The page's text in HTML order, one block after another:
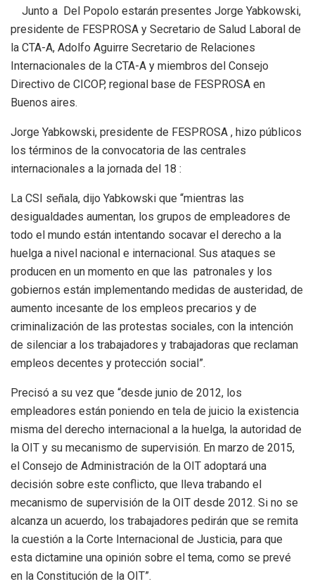
Junto a Del Popolo estarán presentes Jorge Yabkowski,
presidente de FESPROSA y Secretario de Salud Laboral de
la CTA-A, Adolfo Aguirre Secretario de Relaciones
Internacionales de la CTA-A y miembros del Consejo
Directivo de CICOP, regional base de FESPROSA en
Buenos aires.
Jorge Yabkowski, presidente de FESPROSA , hizo públicos
los términos de la convocatoria de las centrales
internacionales a la jornada del 18 :
La CSI señala, dijo Yabkowski que “mientras las
desigualdades aumentan, los grupos de empleadores de
todo el mundo están intentando socavar el derecho a la
huelga a nivel nacional e internacional. Sus ataques se
producen en un momento en que las patronales y los
gobiernos están implementando medidas de austeridad, de
aumento incesante de los empleos precarios y de
criminalización de las protestas sociales, con la intención
de silenciar a los trabajadores y trabajadoras que reclaman
empleos decentes y protección social”.
Precisó a su vez que “desde junio de 2012, los
empleadores están poniendo en tela de juicio la existencia
misma del derecho internacional a la huelga, la autoridad de
la OIT y su mecanismo de supervisión. En marzo de 2015,
el Consejo de Administración de la OIT adoptará una
decisión sobre este conflicto, que lleva trabando el
mecanismo de supervisión de la OIT desde 2012. Si no se
alcanza un acuerdo, los trabajadores pedirán que se remita
la cuestión a la Corte Internacional de Justicia, para que
esta dictamine una opinión sobre el tema, como se prevé
en la Constitución de la OIT”.